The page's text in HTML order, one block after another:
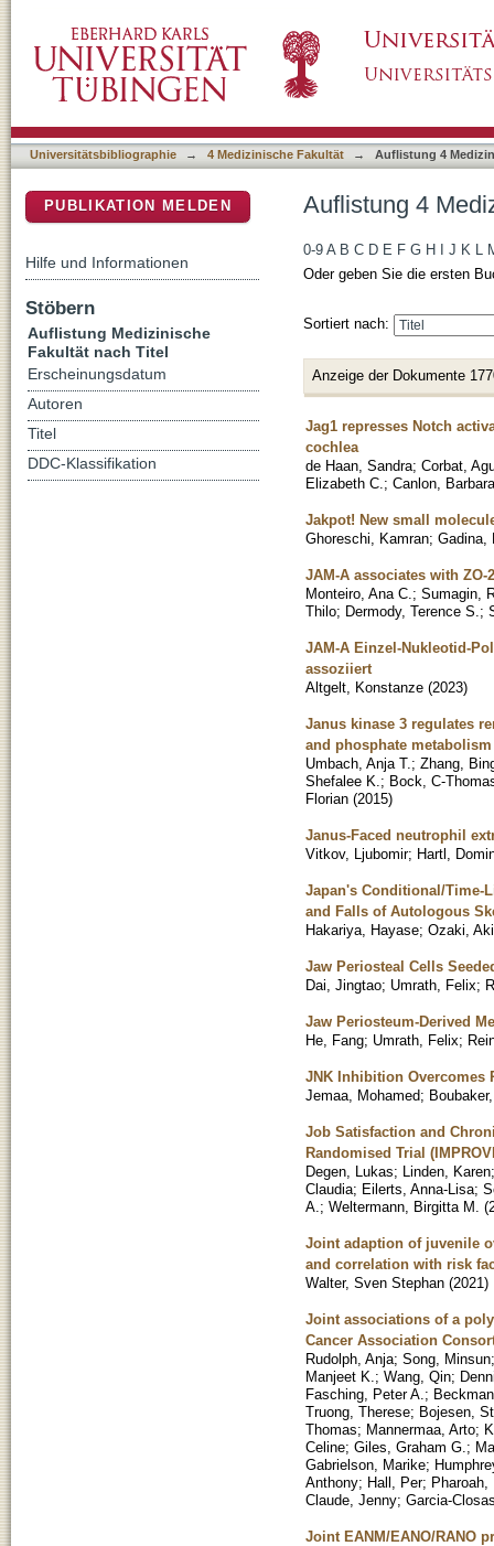
Universitätsbibliographie → 4 Medizinische Fakultät → Auflistung 4
Auflistung 4
0-9 A B C D E F G H J K L
Oder geben Sie die ersten
Sortiert nach:
Anzeige der Dokumente
Jag1 represses Notch
cochlea
de Haan, Sandra; Corbat,
Elizabeth C. ; Canlon, Barbara
Jakpot! New small
Ghoreschi, Kamran; Gadina,
JAM-A associates with
Monteiro, Ana C. ; Sumagin,
Thilo; Dermody, Terence S. ;
JAM-A Einzel-Nukleotid-
assoziiert
Altgelt, Konstanze (2023)
Janus kinase 3 regulates
and phosphate metabolism
Umbach, Anja T. ; Zhang,
Shefalee K. ; Bock, C-
Florian (2015)
Janus-Faced neutrophil
Vitkov, Ljubomir; Hartl,
Japan's Conditional/Time-
and Falls of Autologous
Hakariya, Hayase; Ozaki,
Jaw Periosteal Cells
Dai, Jingtao; Umrath, Felix;
Jaw Periosteum-Derived
He, Fang; Umrath, Felix;
JNK Inhibition Overcomes
Jemaa, Mohamed;
Job Satisfaction and
Randomised Trial
Degen, Lukas; Linden, Karen
Claudia; Eilerts, Anna-Lisa;
A. ; Weltermann, Birgitta M. (
Joint adaption of juvenile
and correlation with risk
Walter, Sven Stephan (2021)
Joint associations of a
Cancer Association
Rudolph, Anja; Song, Minsun
Manjeet K. ; Wang, Qin;
Fasching, Peter A. ;
Truong, Therese; Bojesen,
Thomas; Mannermaa, Arto;
Celine; Giles, Graham G. ;
Gabrielson, Marike;
Anthony; Hall, Per; Pharoah,
Claude, Jenny; Garcia-
Joint EANM/EANO/RANO
PUBLIKATION MELDEN
Hilfe und Informationen
Stöbern
Auflistung Medizinische
Fakultät nach Titel
Erscheinungsdatum
Autoren
Titel
DDC-Klassifikation